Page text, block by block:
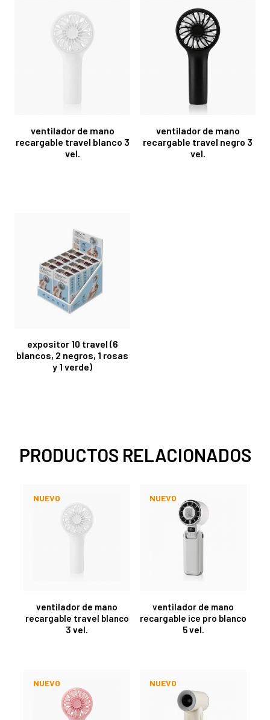
ventilador de mano
recargable travel blanco 3
vel.
ventilador de mano
recargable travel negro 3
vel.
expositor 10 travel (6
blancos, 2 negros, 1 rosas
y 1 verde)
PRODUCTOS RELACIONADOS
ventilador de mano
recargable travel blanco
3 vel.
NUEVO
ventilador de mano
recargable ice pro blanco
5 vel.
NUEVO
NUEVO NUEVO